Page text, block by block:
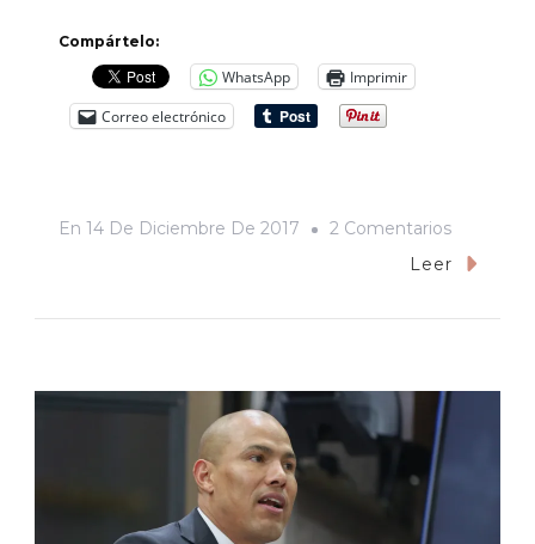
Compártelo:
WhatsApp
Imprimir
Correo electrónico
En 14 De Diciembre De 2017 2 ComentariosEn
La
Delicias
Leer